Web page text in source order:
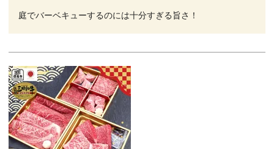
庭でバーベキューするのには十分すぎる旨さ！